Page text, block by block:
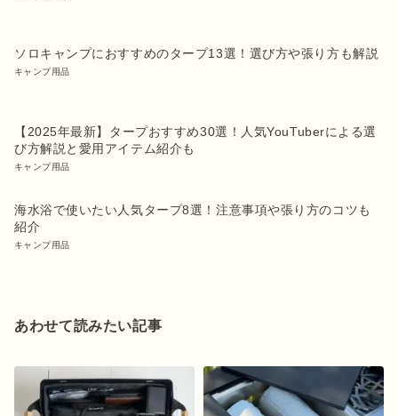
ソロキャンプにおすすめのタープ13選！選び方や張り方も解説
キャンプ用品
【2025年最新】タープおすすめ30選！人気YouTuberによる選
び方解説と愛用アイテム紹介も
キャンプ用品
海水浴で使いたい人気タープ8選！注意事項や張り方のコツも
紹介
キャンプ用品
あわせて読みたい記事